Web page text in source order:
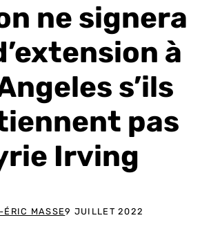
ne signera
à
s’ils
pas
Irving
ÉRIC MASSE9 JUILLET 2022